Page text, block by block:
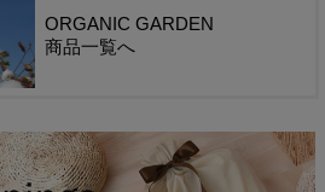
ORGANIC GARDEN
商品一覧へ